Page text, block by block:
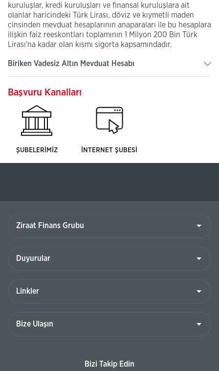
kuruluşlar, kredi kuruluşları ve finansal kuruluşlara ait
olanlar haricindeki Türk Lirası, döviz ve kıymetli maden
cinsinden mevduat hesaplarının anaparaları ile bu hesaplara
ilişkin faiz reeskontları toplamının 1 Milyon 200 Bin Türk
Lirası'na kadar olan kısmı sigorta kapsamındadır.
Biriken Vadesiz Altın Mevduat Hesabı
Başvuru Kanalları
ŞUBELERİMİZ İNTERNET ŞUBESİ
Grubu
Bizi Takip Edin